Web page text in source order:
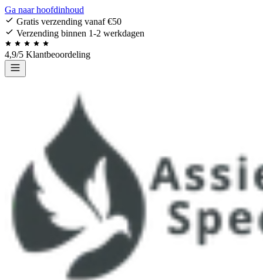
Ga naar hoofdinhoud
Gratis verzending vanaf €50
Verzending binnen 1-2 werkdagen
4,9/5 Klantbeoordeling